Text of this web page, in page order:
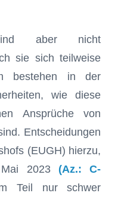
aber nicht
sie sich teilweise
bestehen in der
wie diese
Ansprüche von
Entscheidungen
(EUGH) hierzu,
2023 (Az.: C-
Teil nur schwer